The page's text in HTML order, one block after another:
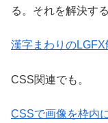
る。それを解決す
漢字まわりのLGFX
CSS関連でも。
CSSで画像を枠内